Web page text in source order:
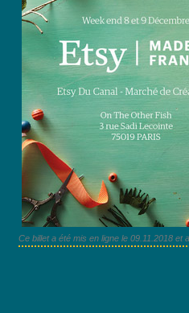
Ce billet a été mis en ligne le 09.11.2018 et